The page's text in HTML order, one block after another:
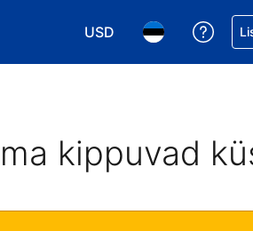
USD
Vali valuuta. Praegune
Vali keel.
Saa
kippuvad